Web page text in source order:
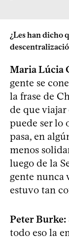
¿Les han dicho
Maria Lúcia
gente se
la frase de
de que
puede ser lo
pasa, en
menos
luego de la
gente nunca
estuvo tan
Peter Burke:
todo eso la